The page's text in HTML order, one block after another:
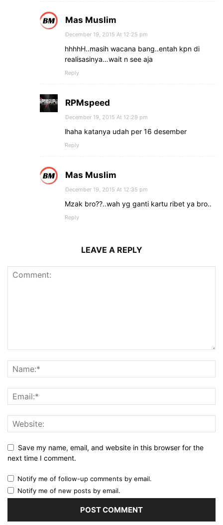
Mas Muslim
December 19, 2015 At 12:25 pm
hhhhH..masih wacana bang..entah kpn di
realisasinya…wait n see aja
Reply
RPMspeed
December 19, 2015 At 12:29 pm
lhaha katanya udah per 16 desember
Reply
Mas Muslim
December 19, 2015 At 12:35 pm
Mzak bro??..wah yg ganti kartu ribet ya bro..
Reply
LEAVE A REPLY
Save my name, email, and website in this browser for the
next time I comment.
Notify me of follow-up comments by email.
Notify me of new posts by email.